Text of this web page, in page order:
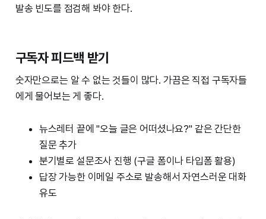
발송 빈도를 점검해 봐야 한다.
구독자 피드백 받기
숫자만으로는 알 수 없는 것들이 많다. 가끔은 직접 구독자들
에게 물어보는 게 좋다.
뉴스레터 끝에 "오늘 글은 어떠셨나요?" 같은 간단한
질문 추가
분기별로 설문조사 진행 (구글 폼이나 타입폼 활용)
답장 가능한 이메일 주소로 발송해서 자연스러운 대화
유도